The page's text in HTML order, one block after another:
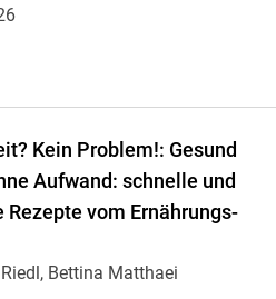
Kein Problem!: Gesund
Aufwand: schnelle und
Rezepte vom Ernährungs-
Bettina Matthaei